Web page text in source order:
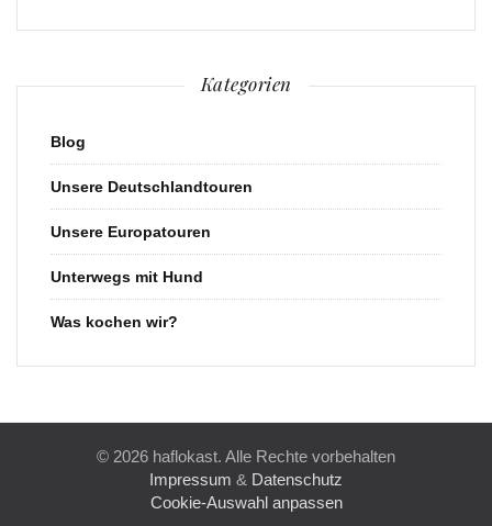
Kategorien
Blog
Unsere Deutschlandtouren
Unsere Europatouren
Unterwegs mit Hund
Was kochen wir?
© 2026 haflokast. Alle Rechte vorbehalten
Impressum & Datenschutz
Cookie-Auswahl anpassen